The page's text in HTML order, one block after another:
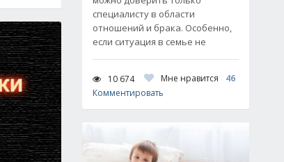
специалисту в области
отношений и брака. Особенно,
если ситуация в семье не
10 674 Мне нравится
46
Комментировать